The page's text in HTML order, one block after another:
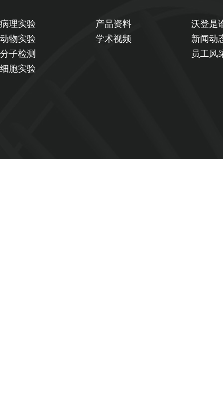
病理实验
动物实验
分子检测
细胞实验
产品资料
学术视频
沃登是
新闻动
员工风